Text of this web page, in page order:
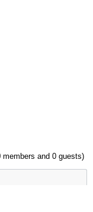
and 0 guests)